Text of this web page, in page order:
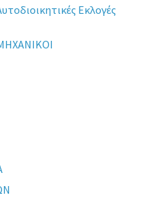
Εκλογές